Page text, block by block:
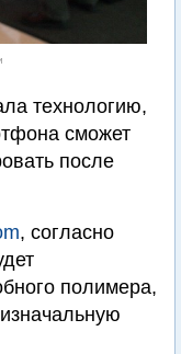
технологию,
сможет
после
, согласно
полимера,